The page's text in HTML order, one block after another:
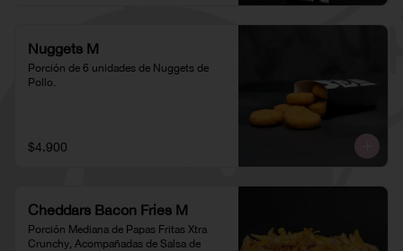
Nuggets M
Porción de 6 unidades de Nuggets de
Pollo.
$4.900
Cheddars Bacon Fries M
Porción Mediana de Papas Fritas Xtra
Crunchy, Acompañadas de Salsa de